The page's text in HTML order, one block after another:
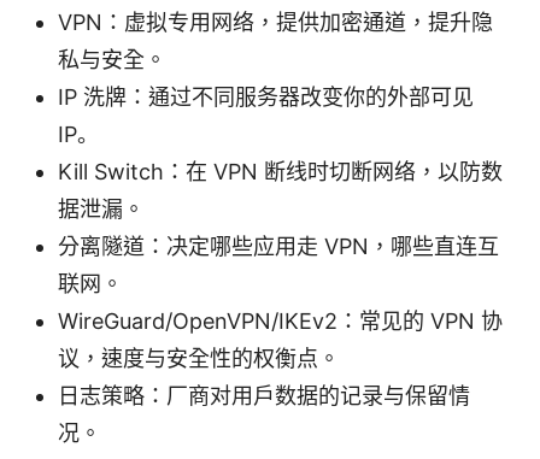
VPN：虚拟专用网络，提供加密通道，提升隐
私与安全。
IP 洗牌：通过不同服务器改变你的外部可见
IP。
Kill Switch：在 VPN 断线时切断网络，以防数
据泄漏。
分离隧道：决定哪些应用走 VPN，哪些直连互
联网。
WireGuard/OpenVPN/IKEv2：常见的 VPN 协
议，速度与安全性的权衡点。
日志策略：厂商对用户数据的记录与保留情
况。